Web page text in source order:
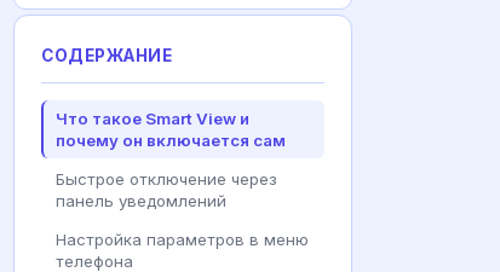
СОДЕРЖАНИЕ
Что такое Smart View и
почему он включается сам
Быстрое отключение через
панель уведомлений
Настройка параметров в меню
телефона